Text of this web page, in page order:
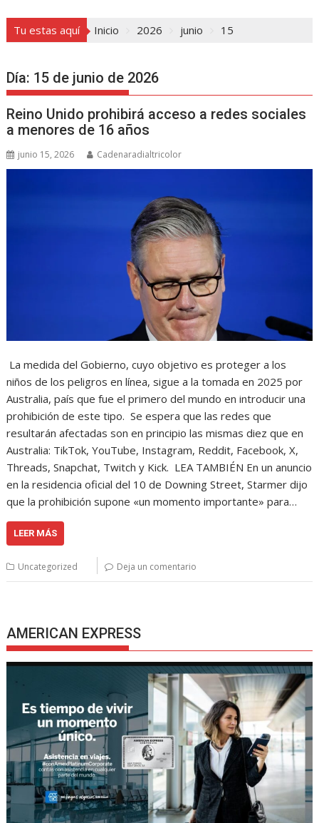
Tu estas aquí Inicio 2026 junio 15
Día: 15 de junio de 2026
Reino Unido prohibirá acceso a redes sociales
a menores de 16 años
junio 15, 2026 Cadenaradialtricolor
La medida del Gobierno, cuyo objetivo es proteger a los
niños de los peligros en línea, sigue a la tomada en 2025 por
Australia, país que fue el primero del mundo en introducir una
prohibición de este tipo. Se espera que las redes que
resultarán afectadas son en principio las mismas diez que en
Australia: TikTok, YouTube, Instagram, Reddit, Facebook, X,
Threads, Snapchat, Twitch y Kick. LEA TAMBIÉN En un anuncio
en la residencia oficial del 10 de Downing Street, Starmer dijo
que la prohibición supone «un momento importante» para…
LEER MÁS
Uncategorized Deja un comentario
AMERICAN EXPRESS